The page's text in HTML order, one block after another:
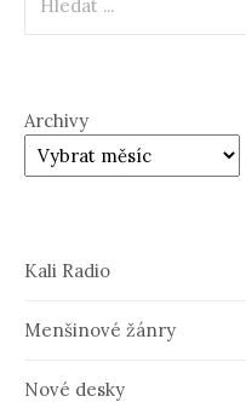
Archivy
Kali Radio
Menšinové žánry
Nové desky